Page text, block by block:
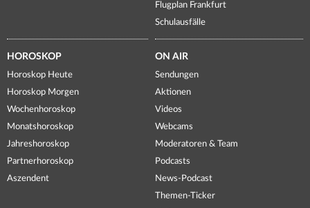
Flugplan Frankfurt
Schulausfälle
HOROSKOP
Horoskop Heute
Horoskop Morgen
Wochenhoroskop
Monatshoroskop
Jahreshoroskop
Partnerhoroskop
Aszendent
ON AIR
Sendungen
Aktionen
Videos
Webcams
Moderatoren & Team
Podcasts
News-Podcast
Themen-Ticker